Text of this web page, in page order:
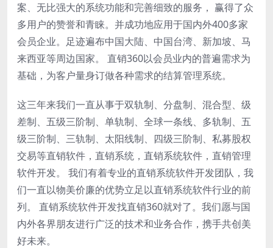
案、无比强大的系统功能和完善细致的服务， 赢得了众
多用户的赞誉和青睐。并成功地应用于国内外400多家
会员企业。足迹遍布中国大陆、中国台湾、新加坡、马
来西亚等周边国家。 直销360以会员业内的普遍需求为
基础，为客户量身订做各种需求的结算管理系统。
这三年来我们一直从事于双轨制、分盘制、混合型、级
差制、五级三阶制、单轨制、全球一条线、多轨制、五
级三阶制、三轨制、太阳线制、四级三阶制、私募股权
交易等直销软件，直销系统，直销系统软件，直销管理
软件开发。 我们有着专业的直销系统软件开发团队，我
们一直以物美价廉的优势立足以直销系统软件行业的前
列。 直销系统软件开发找直销360就对了。我们愿与国
内外各界朋友进行广泛的技术和业务合作，携手共创美
好未来。